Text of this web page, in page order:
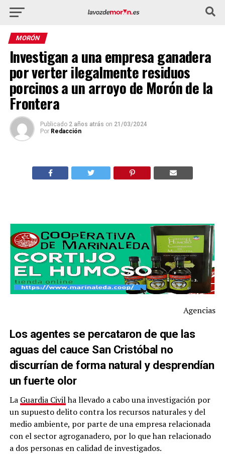
MORÓN
Investigan a una empresa ganadera
por verter ilegalmente residuos
porcinos a un arroyo de Morón de la
Frontera
Publicado 2 años atrás on 21/03/2024
Por Redacción
Agencias
Los agentes se percataron de que las
aguas del cauce San Cristóbal no
discurrían de forma natural y desprendían
un fuerte olor
La Guardia Civilha llevado a cabo una investigación por
un supuesto delito contra los recursos naturales y del
medio ambiente, por parte de una empresa relacionada
con el sector agroganadero, por lo que han relacionado
a dos personas en calidad de investigados.